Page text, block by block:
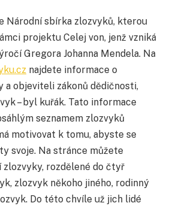
Národní sbírka zlozvyků, kterou
projektu Celej von, jenž vzniká
Gregora Johanna Mendela. Na
najdete informace o
a objeviteli zákonů dědičnosti,
– byl kuřák. Tato informace
seznamem zlozvyků
motivovat k tomu, abyste se
svoje. Na stránce můžete
zlozvyky, rozdělené do čtyř
zlozvyk někoho jiného, rodinný
Do této chvíle už jich lidé